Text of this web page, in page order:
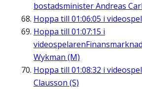
bostadsminister Andreas
Hoppa till 01:06:05 i
Hoppa till 01:07:15 i
videospelaren
Wykman (M)
Hoppa till 01:08:32 i
Clausson (S)